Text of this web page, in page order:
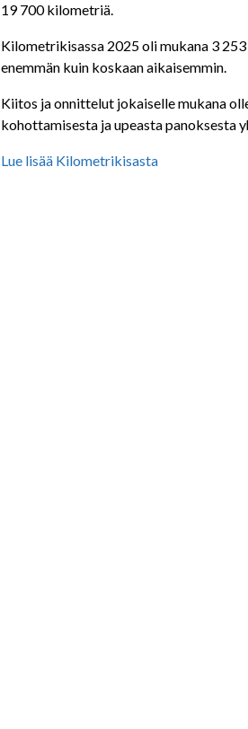
19 700 kilometriä.
Kilometrikisassa 2025 oli mukana 3
enemmän kuin koskaan aikaisemmin.
Kiitos ja onnittelut jokaiselle mukana
kohottamisesta ja upeasta panoksesta
Lue lisää Kilometrikisasta